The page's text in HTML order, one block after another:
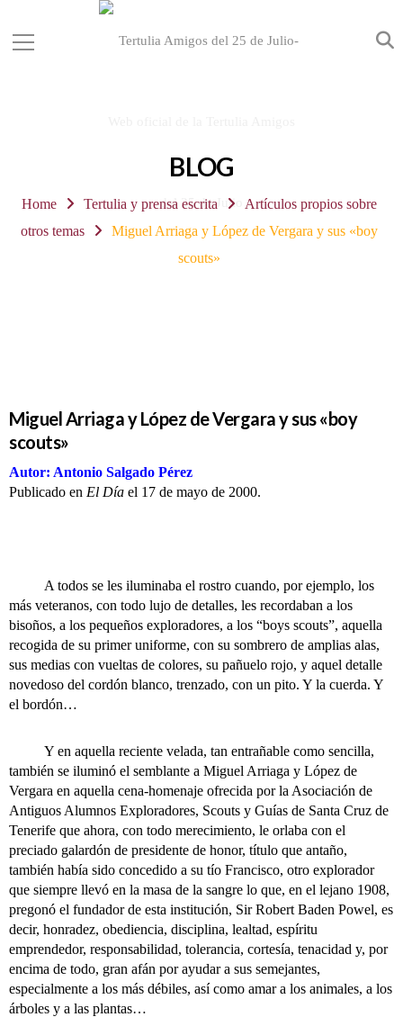
BLOG
Home Tertulia y prensa escrita
Artículos propios sobre
otros temas
Miguel Arriaga y López de Vergara y sus «boy
scouts»
Miguel Arriaga y López de Vergara y sus «boy
scouts»
Autor: Antonio Salgado Pérez
Publicado en El Día el 17 de mayo de 2000.
A todos se les iluminaba el rostro cuando, por ejemplo, los
más veteranos, con todo lujo de detalles, les recordaban a los
bisoños, a los pequeños exploradores, a los “boys scouts”, aquella
recogida de su primer uniforme, con su sombrero de amplias alas,
sus medias con vueltas de colores, su pañuelo rojo, y aquel detalle
novedoso del cordón blanco, trenzado, con un pito. Y la cuerda. Y
el bordón…
Y en aquella reciente velada, tan entrañable como sencilla,
también se iluminó el semblante a Miguel Arriaga y López de
Vergara en aquella cena-homenaje ofrecida por la Asociación de
Antiguos Alumnos Exploradores, Scouts y Guías de Santa Cruz de
Tenerife que ahora, con todo merecimiento, le orlaba con el
preciado galardón de presidente de honor, título que antaño,
también había sido concedido a su tío Francisco, otro explorador
que siempre llevó en la masa de la sangre lo que, en el lejano 1908,
pregonó el fundador de esta institución, Sir Robert Baden Powel, es
decir, honradez, obediencia, disciplina, lealtad, espíritu
emprendedor, responsabilidad, tolerancia, cortesía, tenacidad y, por
encima de todo, gran afán por ayudar a sus semejantes,
especialmente a los más débiles, así como amar a los animales, a los
árboles y a las plantas…